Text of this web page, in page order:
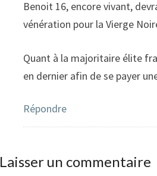
Benoit 16, encore vivant,
vénération pour la Vierge
Quant à la majoritaire élite
en dernier afin de se payer
Répondre
Laisser un commentaire